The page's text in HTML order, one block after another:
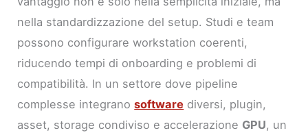
nella standardizzazione del setup. Studi e team
possono configurare workstation coerenti,
riducendo tempi di onboarding e problemi di
compatibilità. In un settore dove pipeline
complesse integranosoftware diversi, plugin,
asset, storage condiviso e accelerazione GPU, un